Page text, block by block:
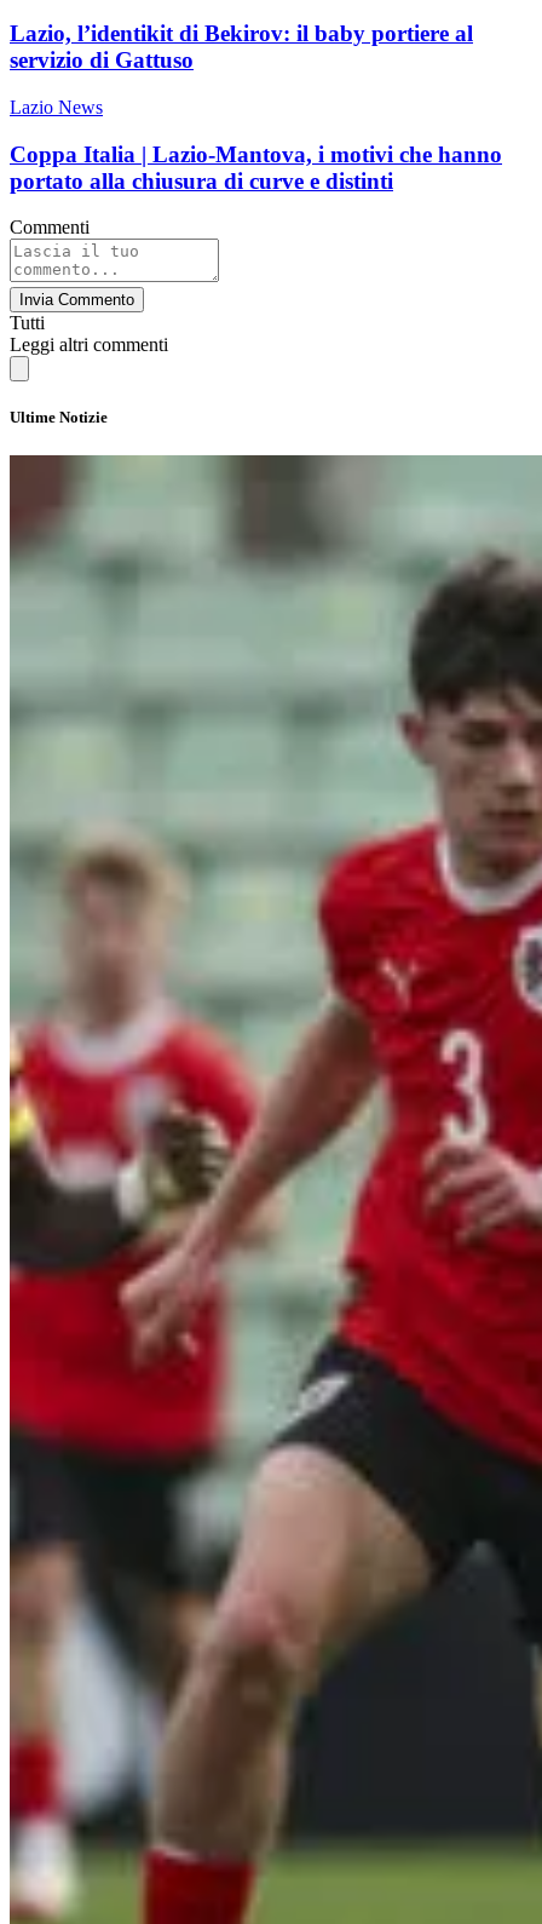
Lazio, l’identikit di Bekirov: il baby portiere al
servizio di Gattuso
Lazio News
Coppa Italia | Lazio-Mantova, i motivi che hanno
portato alla chiusura di curve e distinti
Commenti
Invia Commento
Tutti
Leggi altri commenti
Ultime Notizie